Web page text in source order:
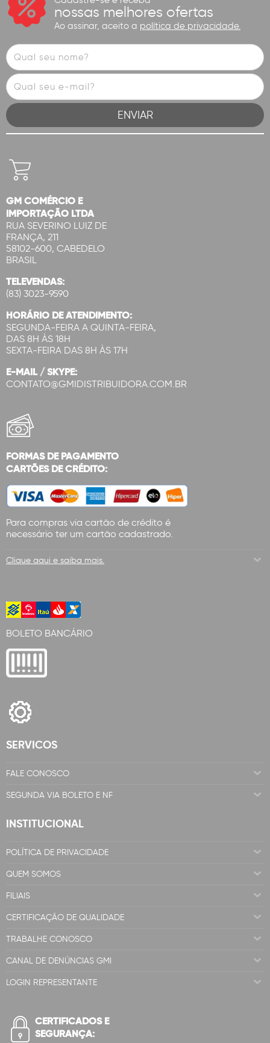
nossas melhores ofertas
Ao assinar, aceito a política de privacidade.
GM COMÉRCIO E
IMPORTAÇÃO LTDA
RUA SEVERINO LUIZ DE
FRANÇA, 211
58102-600, CABEDELO
BRASIL
TELEVENDAS:
(83) 3023-9590
HORÁRIO DE ATENDIMENTO:
SEGUNDA-FEIRA A QUINTA-FEIRA,
DAS 8H ÀS 18H
SEXTA-FEIRA DAS 8H ÀS 17H
E-MAIL / SKYPE:
CONTATO@GMIDISTRIBUIDORA.COM.BR
FORMAS DE PAGAMENTO
CARTÕES DE CRÉDITO:
Para compras via cartão de crédito é
necessário ter um cartão cadastrado.
Clique aqui e saiba mais.
BOLETO BANCÁRIO
SERVICOS
FALE CONOSCO
SEGUNDA VIA BOLETO E NF
INSTITUCIONAL
POLÍTICA DE PRIVACIDADE
QUEM SOMOS
FILIAIS
CERTIFICAÇÃO DE QUALIDADE
TRABALHE CONOSCO
CANAL DE DENÚNCIAS GMI
LOGIN REPRESENTANTE
CERTIFICADOS E
SEGURANÇA: